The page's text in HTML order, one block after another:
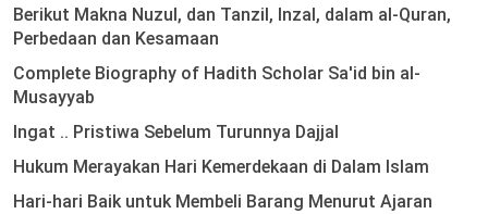
Berikut Makna Nuzul, dan Tanzil, Inzal, dalam al-Quran,
Perbedaan dan Kesamaan
Complete Biography of Hadith Scholar Sa'id bin al-
Musayyab
Ingat .. Pristiwa Sebelum Turunnya Dajjal
Hukum Merayakan Hari Kemerdekaan di Dalam Islam
Hari-hari Baik untuk Membeli Barang Menurut Ajaran